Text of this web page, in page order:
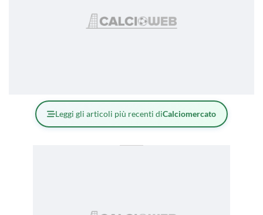
Leggi gli articoli più recenti diCalciomercato